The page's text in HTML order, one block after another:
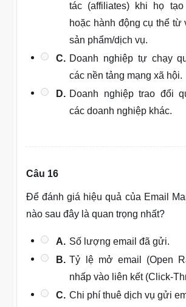
tác (affiliates) khi họ
hoặc hành động cụ thể từ
sản phẩm/dịch vụ.
C. Doanh nghiệp tự chạy
các nền tảng mạng xã hội.
D. Doanh nghiệp trao đổi
các doanh nghiệp khác.
Câu 16
Để đánh giá hiệu quả của Email
nào sau đây là quan trọng nhất?
A. Số lượng email đã gửi.
B. Tỷ lệ mở email (Open
nhấp vào liên kết (Click-
C. Chi phí thuê dịch vụ gửi